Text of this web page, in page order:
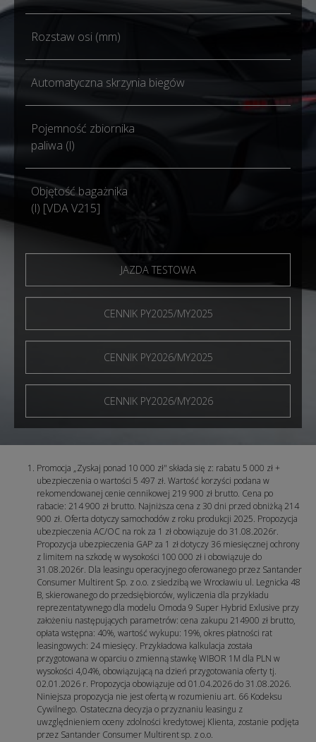
Rozstaw osi (mm)
Automatyczna skrzynia biegów
Pojemność zbiornika
paliwa (l)
Objętość bagażnika
(l) [VDA V215]
JAZDA TESTOWA
CENNIK PY2025/MY2025
CENNIK PY2026/MY2025
CENNIK PY2026/MY2026
Promocja „Zyskaj ponad 10 000 zł" składa się z: rabatu 5 000 zł +
ubezpieczenia o wartości 5 497 zł. Wartość korzyści podana w
rekomendowanej cenie cennikowej 219 900 zł brutto. Cena po
rabacie: 214 900 zł brutto. Najniższa cena z 30 dni przed obniżką 214
900 zł. Oferta dotyczy samochodów z roku produkcji 2025. Propozycja
ubezpieczenia AC/OC na rok za 1 zł obowiązuje do 31.08.2026r.
Propozycja ubezpieczenia GAP za 1 zł dotyczy 36 miesięcznej ochrony
z limitem na szkodę w wysokości 100 000 zł i obowiązuje do
31.08.2026r. Dla leasingu operacyjnego oferowanego przez Santander
Consumer Multirent Sp. z o.o. z siedzibą we Wrocławiu ul. Legnicka 48
B, skierowanego do przedsiębiorców, wyliczenia dla przykładu
reprezentatywnego dla modelu Omoda 9 Super Hybrid Exlusive przy
założeniu następujących parametrów: cena zakupu 214900 zł brutto,
opłata wstępna: 40%, wartość wykupu: 19%, okres płatności rat
leasingowych: 24 miesięcy. Przykładowa kalkulacja została
przygotowana w oparciu o zmienną stawkę WIBOR 1M dla PLN w
wysokości 4,04%, obowiązującą na dzień przygotowania oferty tj.
02.01.2026 r. Propozycja obowiązuje od 01.04.2026 do 31.08.2026.
Niniejsza propozycja nie jest ofertą w rozumieniu art. 66 Kodeksu
Cywilnego. Ostateczna decyzja o przyznaniu leasingu z
uwzględnieniem oceny zdolności kredytowej Klienta, zostanie podjęta
przez Santander Consumer Multirent sp. z o.o.